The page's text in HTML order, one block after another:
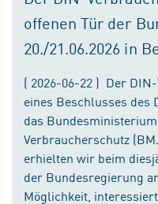
offenen Tür der
20./21.06.2026 in
( 2026-06-22 ) Der
eines Beschlusses des
das
Verbraucherschutz
erhielten wir beim
der Bundesregierung
Möglichkeit,